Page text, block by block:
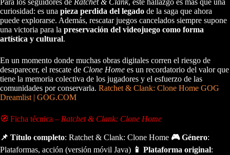
Para los seguidores de Ratchet & Clank, este hallazgo es más que una
curiosidad: es una pieza perdida del legado de la saga que ahora
puede explorarse. Además, rescatar juegos cancelados siempre supone
una victoria para la preservación del videojuego como forma
artística y cultural.
En un momento donde muchas obras digitales corren el riesgo de
desaparecer, el rescate de Clone Home es un recordatorio del valor que
tiene la memoria colectiva de los jugadores y el esfuerzo de las
comunidades por conservarla. Ratchet & Clank: Clone Home GOG
Dreamlist | GOG.COM
🧭 Ficha técnica – Ratchet & Clank: Clone Home
📌 Título completo: Ratchet & Clank: Clone Home 🎮 Género:
Plataformas, acción (versión móvil Java) 📱 Plataforma original: